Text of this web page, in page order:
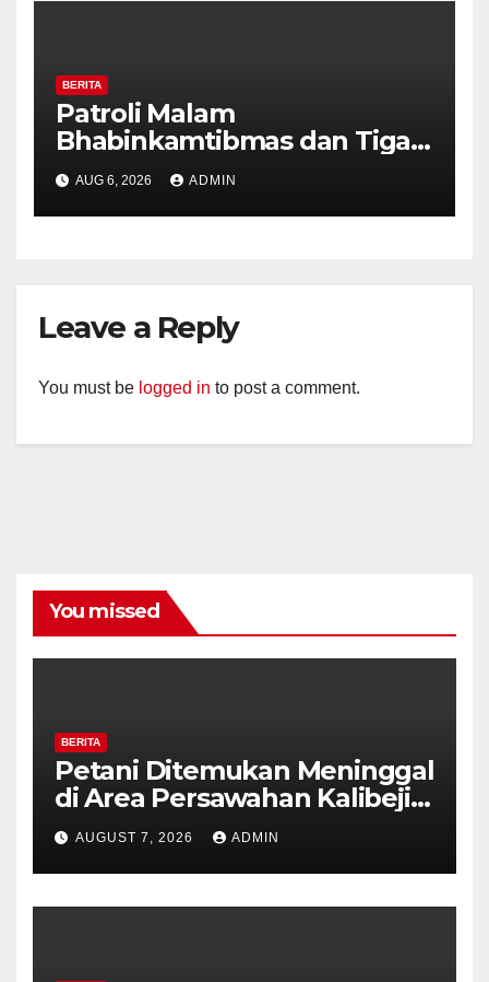
BERITA
Patroli Malam
Bhabinkamtibmas dan Tiga
Pilar Kelurahan Ungaran
Perkuat Kamtibmas, Warga
Diajak Aktifkan Ronda
AUG 6, 2026 ADMIN
Leave a Reply
You must be logged in to post a comment.
You missed
BERITA
Petani Ditemukan Meninggal
di Area Persawahan Kalibeji,
Polisi Pastikan Tidak Ada
Tanda Kekerasan
AUGUST 7, 2026 ADMIN